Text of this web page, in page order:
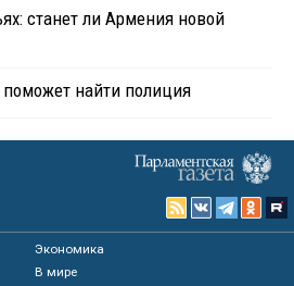
станет ли Армения новой
найти полиция
Экономика
В мире